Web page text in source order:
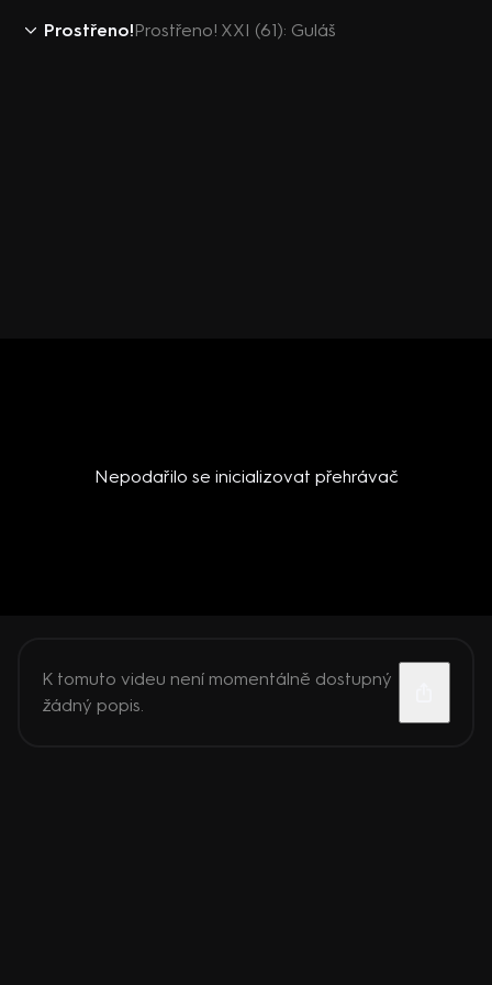
Prostřeno!Prostřeno! XXI (61): Guláš
Nepodařilo se inicializovat přehrávač
K tomuto videu není momentálně dostupný
žádný popis.